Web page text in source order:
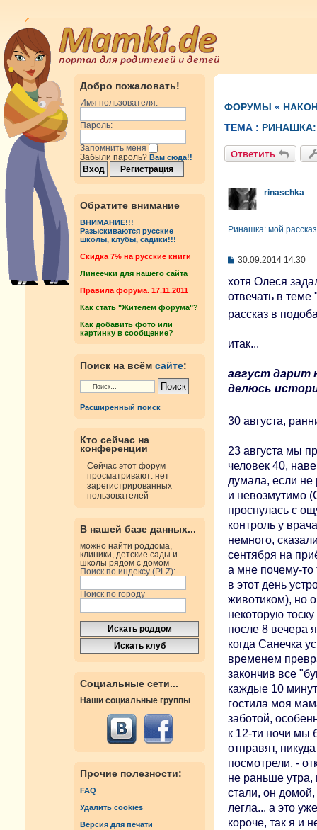
Добро пожаловать!
Имя пользователя:
Пароль:
Запомнить меня
Забыли пароль? Вам сюда!!
Обратите внимание
ВНИМАНИЕ!!!
Разыскиваются русские
школы, клубы, садики!!!
Cкидка 7% на русские книги
Линеечки для нашего сайта
Правила форума. 17.11.2011
Как стать "Жителем форума"?
Как добавить фото или
картинку в сообщение?
Поиск на всём сайте:
Расширенный поиск
Кто сейчас на
конференции
Сейчас этот форум
просматривают: нет
зарегистрированных
пользователей
В нашей базе данных...
можно найти роддома,
клиники, детские сады и
школы рядом с домом
Поиск по индексу (PLZ):
Поиск по городу
Социальные сети...
Наши социальные группы
Прочие полезности:
FAQ
Удалить cookies
Версия для печати
ФОРУМЫ «
ТЕМА :
Ответить
rinaschka
Ринашка: мой
С
о
щ
н
30.09.2014 14:30
хотя Олеся
отвечать в
рассказ в
итак...
август дарит
делюсь
30 августа,
23 августа мы
человек 40,
думала, если не
и невозмутимо
проснулась с
контроль у
немного,
сентября на
а мне почему-то
в этот день
животиком), но
некоторую
после 8 вечера
когда Санечка
временем
закончив все
каждые 10
гостила моя
заботой,
к 12-ти ночи мы
отправят,
посмотрели, -
не раньше утра,
стали, он
легла... а это
короче, так я и